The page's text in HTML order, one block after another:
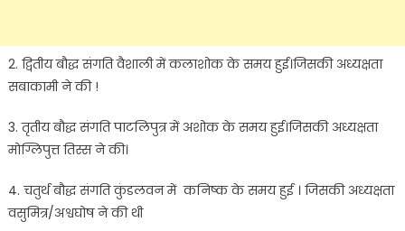
2. द्वितीय बौद्ध संगति वैशाली में कलाशोक के समय हुई।जिसकी अध्यक्षता
सबाकामी ने की !
3. तृतीय बौद्ध संगति पाटलिपुत्र में अशोक के समय हुई।जिसकी अध्यक्षता
मोग्लिपुत्त तिस्स ने की।
4. चतुर्थ बौद्ध संगति कुंडलवन में कनिष्क के समय हुई । जिसकी अध्यक्षता
वसुमित्र/अश्वघोष ने की थी